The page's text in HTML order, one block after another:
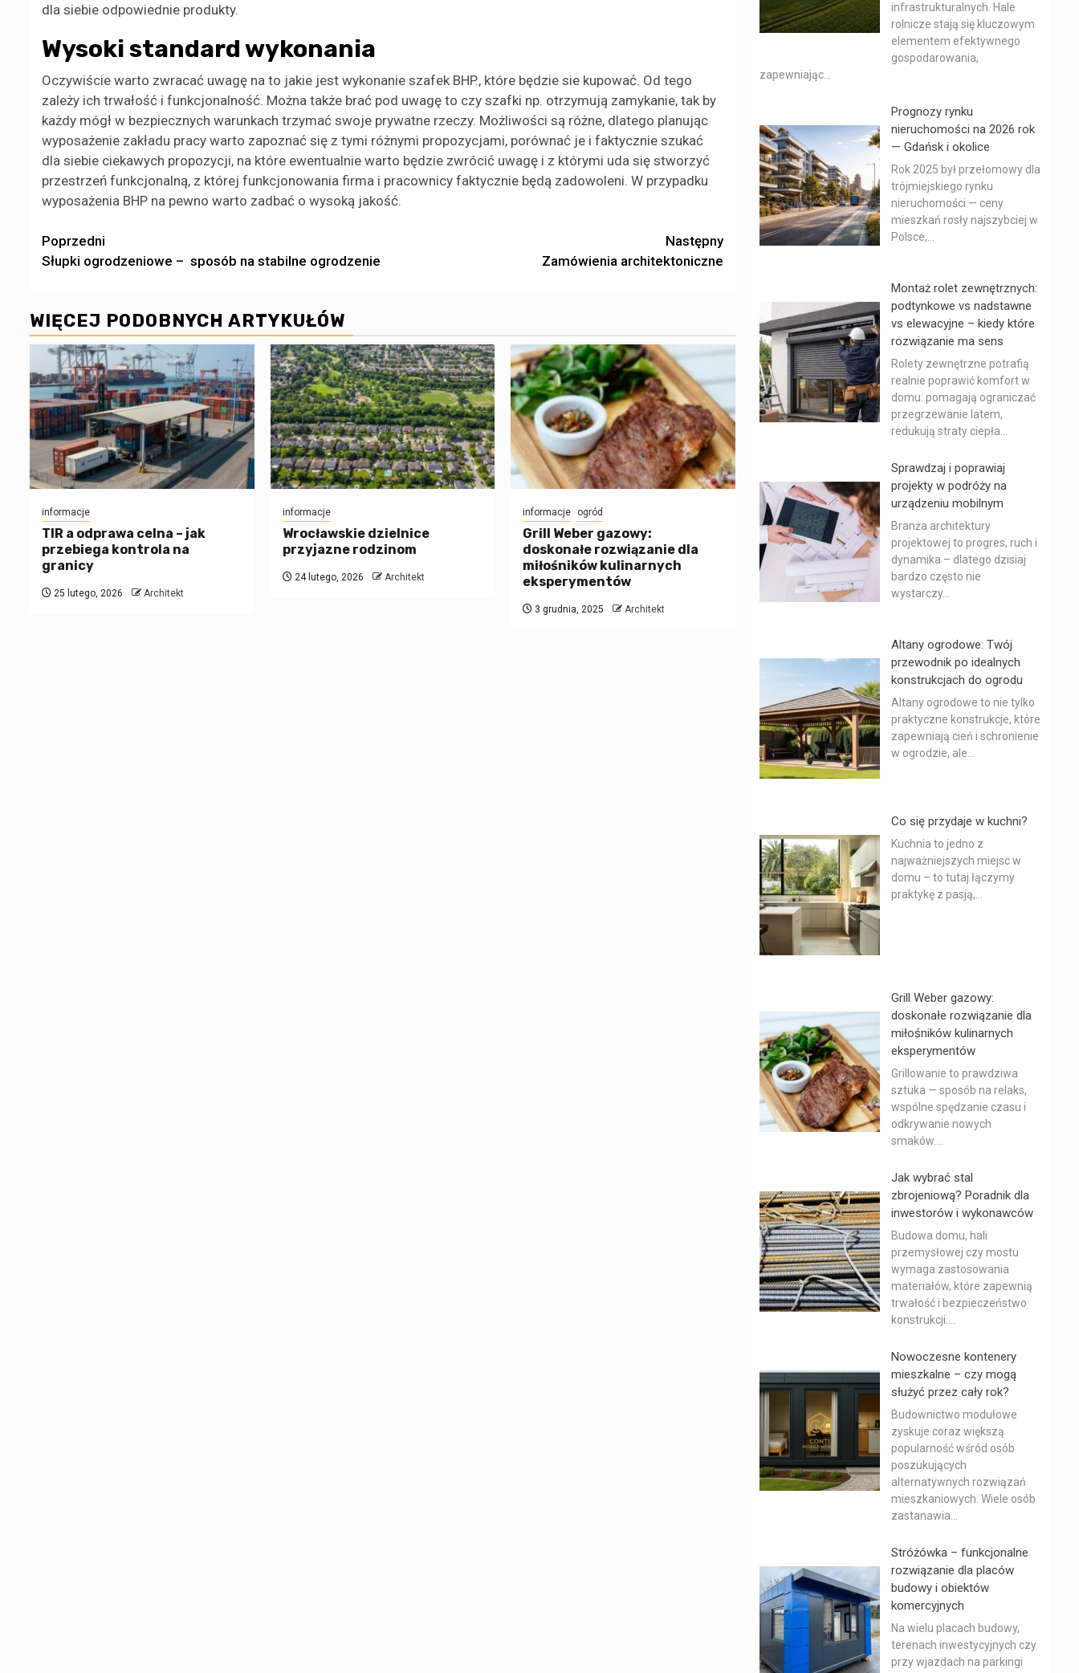
dla siebie odpowiednie produkty.
Wysoki standard wykonania
Oczywiście warto zwracać uwagę na to jakie jest wykonanie szafek BHP., które będzie sie kupować. Od tego
zależy ich trwałość i funkcjonalność. Można także brać pod uwagę to czy szafki np. otrzymują zamykanie, tak by
każdy mógł w bezpiecznych warunkach trzymać swoje prywatne rzeczy. Możliwości są różne, dlatego planując
wyposażenie zakładu pracy warto zapoznać się z tymi różnymi propozycjami, porównać je i faktycznie szukać
dla siebie ciekawych propozycji, na które ewentualnie warto będzie zwrócić uwagę i z którymi uda się stworzyć
przestrzeń funkcjonalną, z której funkcjonowania firma i pracownicy faktycznie będą zadowoleni. W przypadku
wyposażenia BHP na pewno warto zadbać o wysoką jakość.
Zobacz
wpisy
Poprzedni
Słupki ogrodzeniowe – sposób na stabilne ogrodzenie
Następny
Zamówienia architektoniczne
WIĘCEJ PODOBNYCH ARTYKUŁÓW
informacje
TIR a odprawa celna – jak
przebiega kontrola na
granicy
25 lutego, 2026 Architekt
informacje
Wrocławskie dzielnice
przyjazne rodzinom
24 lutego, 2026 Architekt
informacje ogród
Grill Weber gazowy:
doskonałe rozwiązanie dla
miłośników kulinarnych
eksperymentów
3 grudnia, 2025 Architekt
infrastrukturalnych. Hale
rolnicze stają się kluczowym
elementem efektywnego
gospodarowania,
zapewniając...
Prognozy rynku
nieruchomości na 2026 rok
— Gdańsk i okolice
Rok 2025 był przełomowy dla
trójmiejskiego rynku
nieruchomości — ceny
mieszkań rosły najszybciej w
Polsce,...
Montaż rolet zewnętrznych:
podtynkowe vs nadstawne
vs elewacyjne – kiedy które
rozwiązanie ma sens
Rolety zewnętrzne potrafią
realnie poprawić komfort w
domu: pomagają ograniczać
przegrzewanie latem,
redukują straty ciepła...
Sprawdzaj i poprawiaj
projekty w podróży na
urządzeniu mobilnym
Branża architektury
projektowej to progres, ruch i
dynamika – dlatego dzisiaj
bardzo często nie
wystarczy...
Altany ogrodowe: Twój
przewodnik po idealnych
konstrukcjach do ogrodu
Altany ogrodowe to nie tylko
praktyczne konstrukcje, które
zapewniają cień i schronienie
w ogrodzie, ale...
Co się przydaje w kuchni?
Kuchnia to jedno z
najważniejszych miejsc w
domu – to tutaj łączymy
praktykę z pasją,...
Grill Weber gazowy:
doskonałe rozwiązanie dla
miłośników kulinarnych
eksperymentów
Grillowanie to prawdziwa
sztuka — sposób na relaks,
wspólne spędzanie czasu i
odkrywanie nowych
smaków....
Jak wybrać stal
zbrojeniową? Poradnik dla
inwestorów i wykonawców
Budowa domu, hali
przemysłowej czy mostu
wymaga zastosowania
materiałów, które zapewnią
trwałość i bezpieczeństwo
konstrukcji....
Nowoczesne kontenery
mieszkalne – czy mogą
służyć przez cały rok?
Budownictwo modułowe
zyskuje coraz większą
popularność wśród osób
poszukujących
alternatywnych rozwiązań
mieszkaniowych. Wiele osób
zastanawia...
Stróżówka – funkcjonalne
rozwiązanie dla placów
budowy i obiektów
komercyjnych
Na wielu placach budowy,
terenach inwestycyjnych czy
przy wjazdach na parkingi